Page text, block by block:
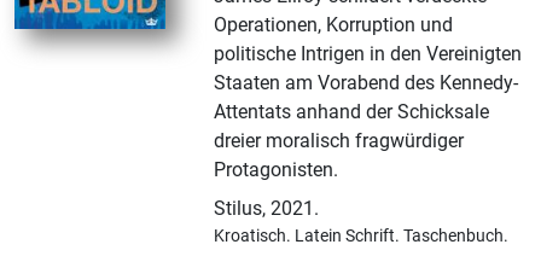
Operationen, Korruption und
politische Intrigen in den Vereinigten
Staaten am Vorabend des Kennedy-
Attentats anhand der Schicksale
dreier moralisch fragwürdiger
Protagonisten.
Stilus,2021.
Kroatisch. Latein Schrift.Taschenbuch.